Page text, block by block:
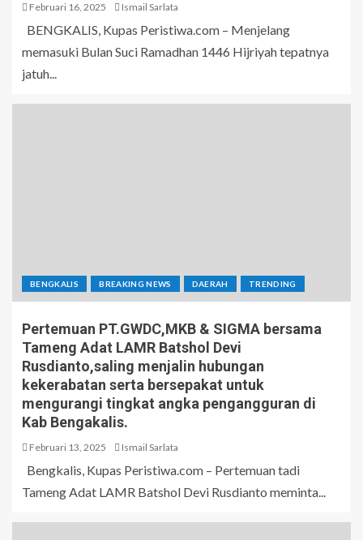
Februari 16, 2025 Ismail Sarlata
BENGKALIS, Kupas Peristiwa.com – Menjelang
memasuki Bulan Suci Ramadhan 1446 Hijriyah tepatnya
jatuh...
BENGKALIS BREAKING NEWS DAERAH TRENDING
Pertemuan PT.GWDC,MKB & SIGMA bersama
Tameng Adat LAMR Batshol Devi
Rusdianto,saling menjalin hubungan
kekerabatan serta bersepakat untuk
mengurangi tingkat angka pengangguran di
Kab Bengakalis.
Februari 13, 2025 Ismail Sarlata
Bengkalis, Kupas Peristiwa.com – Pertemuan tadi
Tameng Adat LAMR Batshol Devi Rusdianto meminta...